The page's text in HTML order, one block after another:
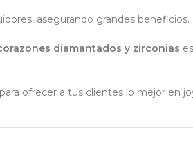
asegurando grandes beneficios.
diamantados y zirconias
ofrecer a tus clientes lo mejor en